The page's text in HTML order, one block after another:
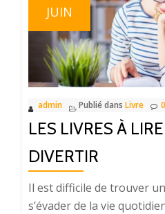
JUIN
admin Publié dans Livre
LES LIVRES À
DIVERTIR
Il est difficile de trouver
s’évader de la vie